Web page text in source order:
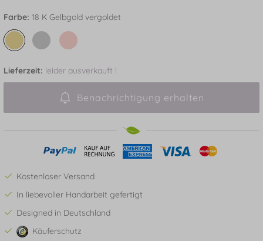
Farbe: 18 K Gelbgold vergoldet
Lieferzeit: leider ausverkauft !
Benachrichtigung erhalten
Kostenloser Versand
In liebevoller Handarbeit gefertigt
Designed in Deutschland
Käuferschutz